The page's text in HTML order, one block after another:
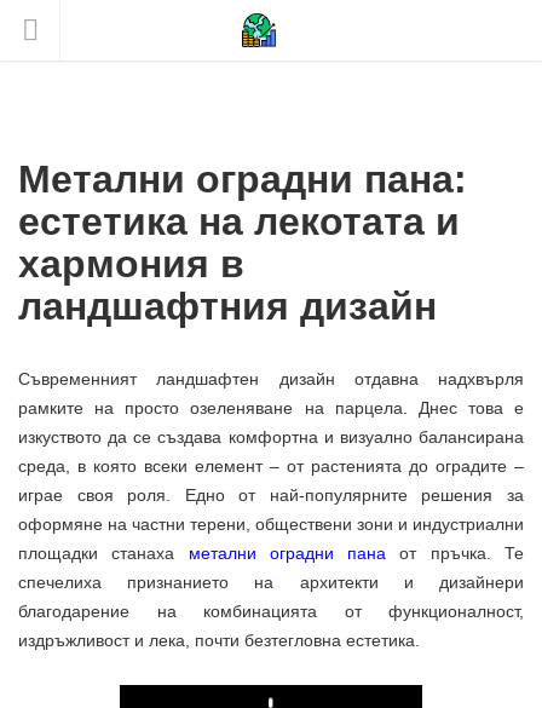
Метални оградни пана:
естетика на лекотата и
хармония в
ландшафтния дизайн
Съвременният ландшафтен дизайн отдавна надхвърля
рамките на просто озеленяване на парцела. Днес това е
изкуството да се създава комфортна и визуално балансирана
среда, в която всеки елемент – от растенията до оградите –
играе своя роля. Едно от най-популярните решения за
оформяне на частни терени, обществени зони и индустриални
площадки станаха метални оградни пана от пръчка. Те
спечелиха признанието на архитекти и дизайнери
благодарение на комбинацията от функционалност,
издръжливост и лека, почти безтегловна естетика.